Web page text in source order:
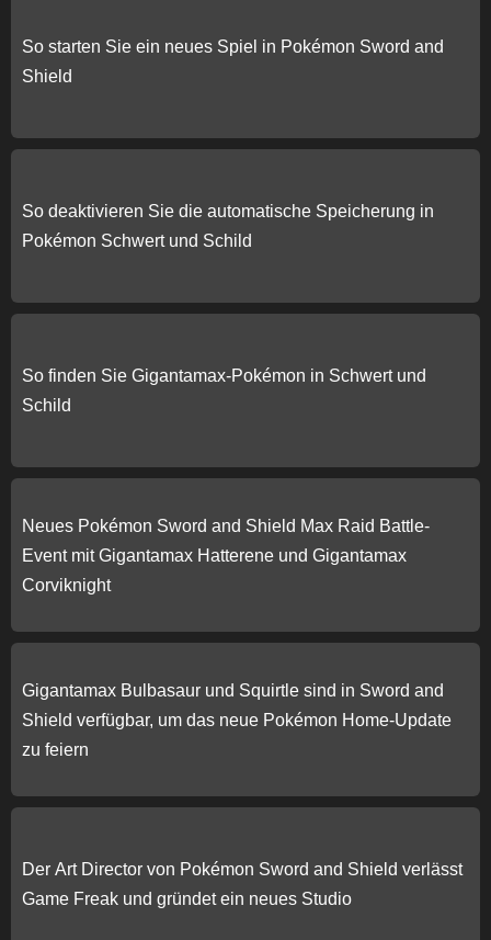
So starten Sie ein neues Spiel in Pokémon Sword and
Shield
So deaktivieren Sie die automatische Speicherung in
Pokémon Schwert und Schild
So finden Sie Gigantamax-Pokémon in Schwert und
Schild
Neues Pokémon Sword and Shield Max Raid Battle-
Event mit Gigantamax Hatterene und Gigantamax
Corviknight
Gigantamax Bulbasaur und Squirtle sind in Sword and
Shield verfügbar, um das neue Pokémon Home-Update
zu feiern
Der Art Director von Pokémon Sword and Shield verlässt
Game Freak und gründet ein neues Studio